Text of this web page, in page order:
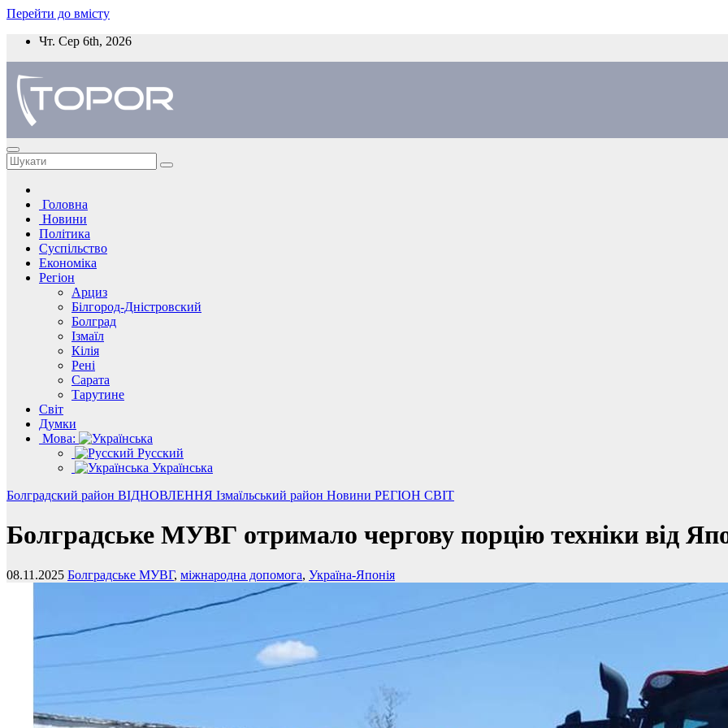
Перейти до вмісту
Чт. Сер 6th, 2026
Головна
Новини
Політика
Суспільство
Економіка
Регіон
Арциз
Білгород-Дністровский
Болград
Ізмаїл
Кілія
Рені
Сарата
Тарутине
Світ
Думки
Мова:
Русский
Українська
Болградский район ВІДНОВЛЕННЯ Ізмаїльський район Новини РЕГІОН СВІТ
Болградське МУВГ отримало чергову порцію техніки від
08.11.2025 Болградське МУВГ, міжнародна допомога, Україна-Японія